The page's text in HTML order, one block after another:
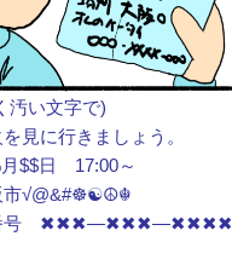
汚い文字で)
見に行きましょう。
$$日 17:00～
√@&#☸☯☮☬
番号 ✖✖✖―✖✖✖―✖✖✖✖